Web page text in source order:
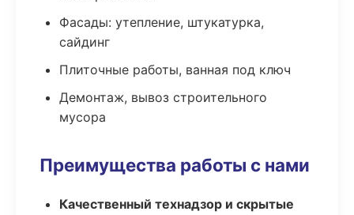
Фасады: утепление, штукатурка,
сайдинг
Плиточные работы, ванная под ключ
Демонтаж, вывоз строительного
мусора
Преимущества работы с нами
Качественный технадзор и скрытые